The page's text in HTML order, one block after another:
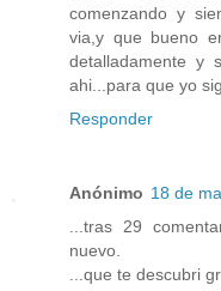
comenzando y
via,y que bueno
detalladamente y
ahi...para que yo
Responder
Anónimo 18 de
...tras 29
nuevo.
...que te descubri